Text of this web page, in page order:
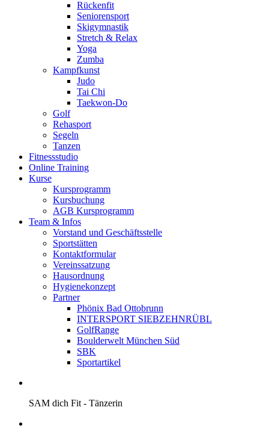
Rückenfit
Seniorensport
Skigymnastik
Stretch & Relax
Yoga
Zumba
Kampfkunst
Judo
Tai Chi
Taekwon-Do
Golf
Rehasport
Segeln
Tanzen
Fitnessstudio
Online Training
Kurse
Kursprogramm
Kursbuchung
AGB Kursprogramm
Team & Infos
Vorstand und Geschäftsstelle
Sportstätten
Kontaktformular
Vereinssatzung
Hausordnung
Hygienekonzept
Partner
Phönix Bad Ottobrunn
INTERSPORT SIEBZEHNRÜBL
GolfRange
Boulderwelt München Süd
SBK
Sportartikel
SAM dich Fit - Tänzerin